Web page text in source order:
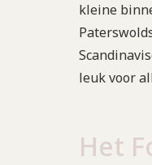
kleine
leuk voor
Het